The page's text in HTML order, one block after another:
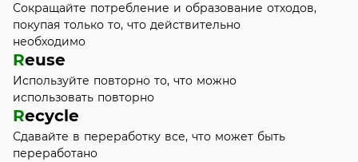
Сокращайте потребление и образование отходов,
покупая только то, что действительно
необходимо
Reuse
Используйте повторно то, что можно
использовать повторно
Recycle
Сдавайте в переработку все, что может быть
переработано